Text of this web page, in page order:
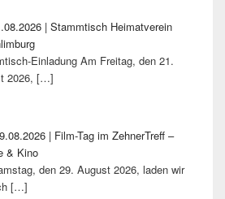
| Stammtisch Heimatverein
Einladung Am Freitag, den 21.
2026, […]
| Film-Tag im ZehnerTreff –
& Kino
den 29. August 2026, laden wir
[…]